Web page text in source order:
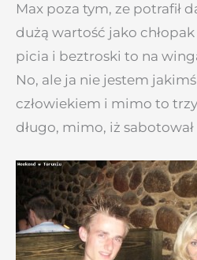
Max poza tym, ze potrafił
dużą wartość jako
picia i beztroski to na
No, ale ja nie jestem
człowiekiem i mimo to
długo, mimo, iż